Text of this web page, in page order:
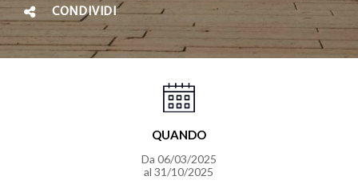
CONDIVIDI
QUANDO
Da 06/03/2025
al 31/10/2025